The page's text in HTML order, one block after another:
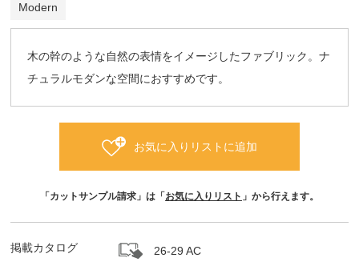
Modern
木の幹のような自然の表情をイメージしたファブリック。ナ
チュラルモダンな空間におすすめです。
お気に入りリストに追加
「カットサンプル請求」は「 お気に入りリスト 」から行えます。
掲載カタログ 26-29 AC